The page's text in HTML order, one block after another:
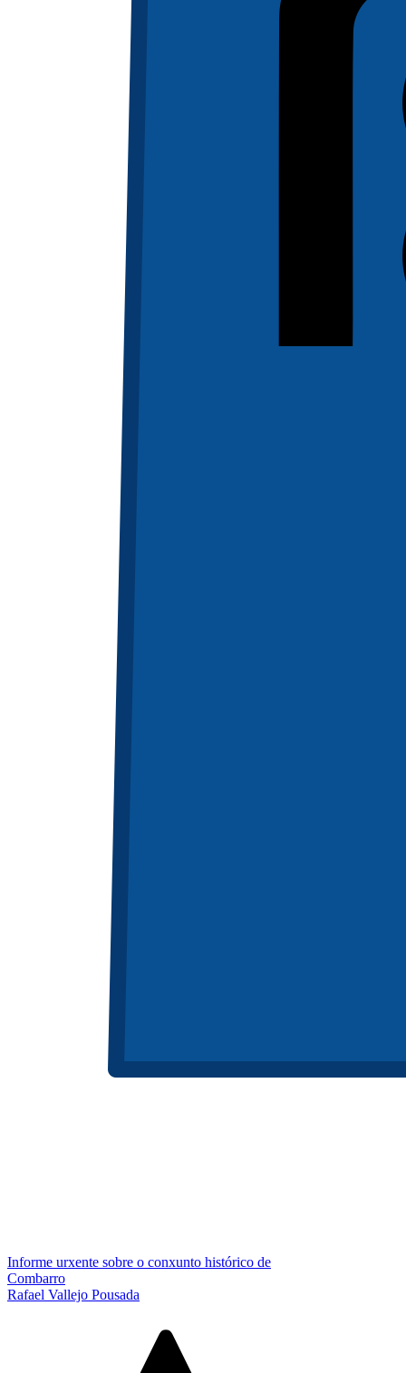
Informe urxente sobre o conxunto histórico de
Combarro
Rafael Vallejo Pousada